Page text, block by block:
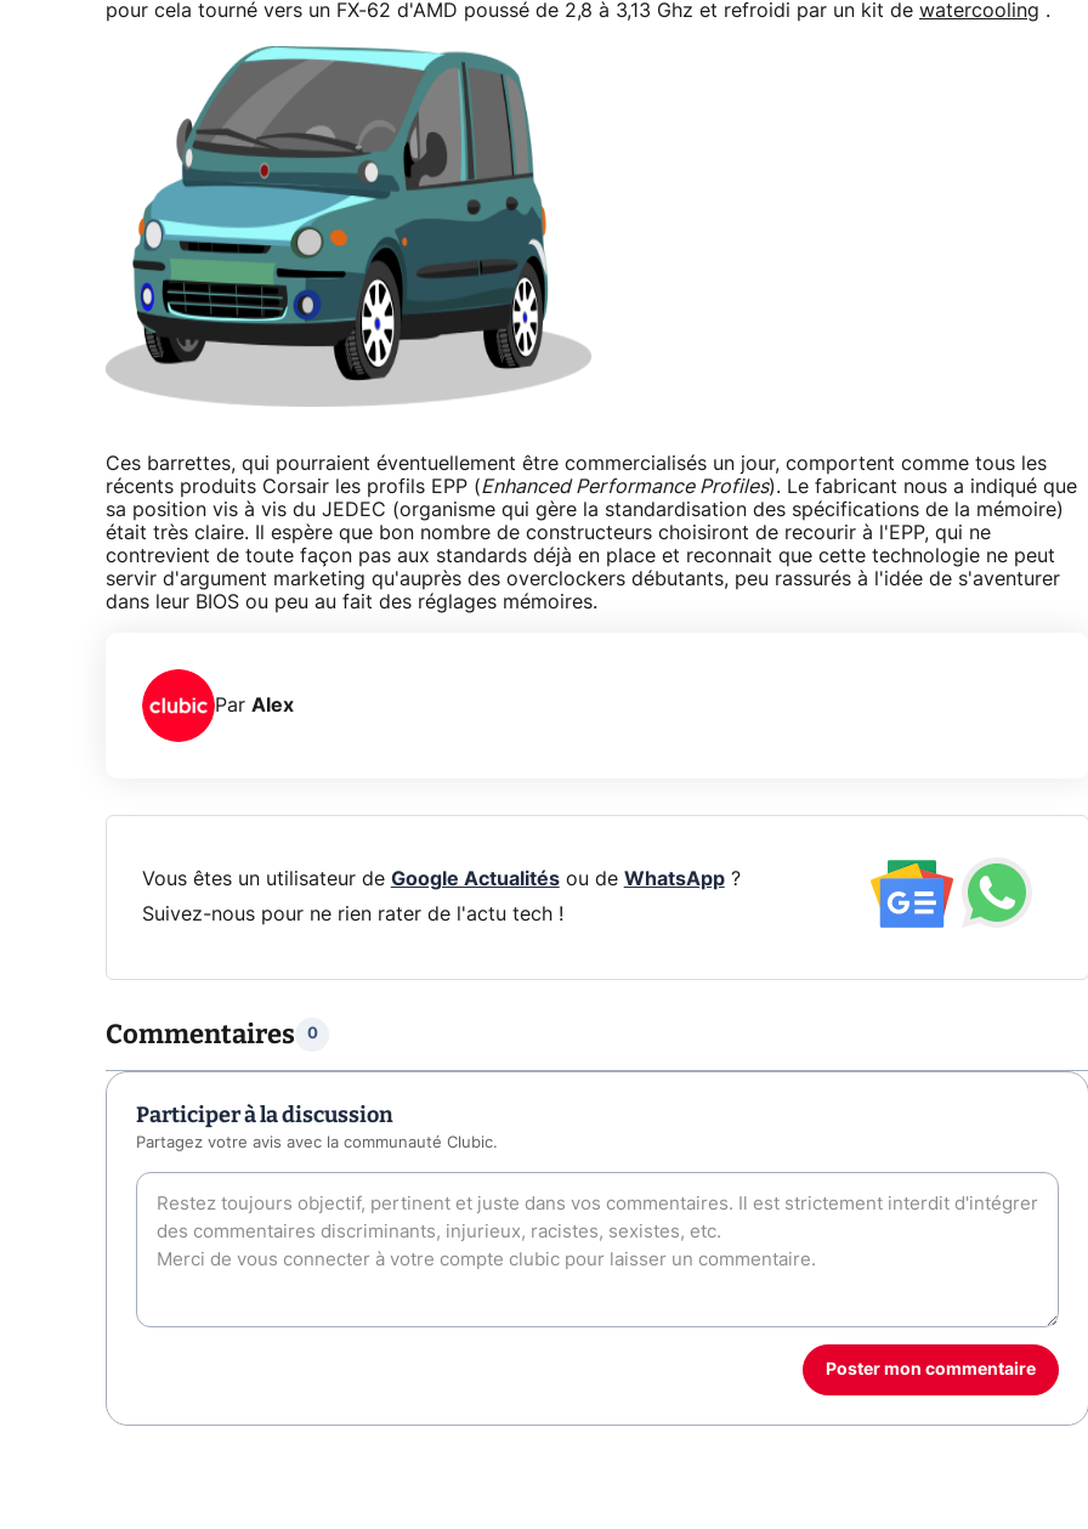
pour cela tourné vers un FX-62 d'AMD poussé de 2,8 à 3,13 Ghz et refroidi par un kit de watercooling .
Ces barrettes, qui pourraient éventuellement être commercialisés un jour, comportent comme tous les
récents produits Corsair les profils EPP (Enhanced Performance Profiles). Le fabricant nous a indiqué que
sa position vis à vis du JEDEC (organisme qui gère la standardisation des spécifications de la mémoire)
était très claire. Il espère que bon nombre de constructeurs choisiront de recourir à l'EPP, qui ne
contrevient de toute façon pas aux standards déjà en place et reconnait que cette technologie ne peut
servir d'argument marketing qu'auprès des overclockers débutants, peu rassurés à l'idée de s'aventurer
dans leur BIOS ou peu au fait des réglages mémoires.
Par Alex
Vous êtes un utilisateur de Google Actualitésou de WhatsApp?
Suivez-nous pour ne rien rater de l'actu tech !
Commentaires 0
Participer à la discussion
Partagez votre avis avec la communauté Clubic.
Poster mon commentaire